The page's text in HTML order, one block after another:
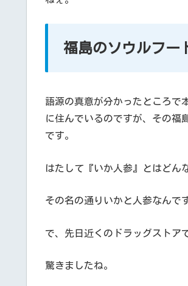
福島のソウルフー
語源の真意が分かったところで
に住んでいるのですが、その福
です。
はたして『いか人参』とはどん
その名の通りいかと人参なんで
で、先日近くのドラッグストア
驚きましたね。